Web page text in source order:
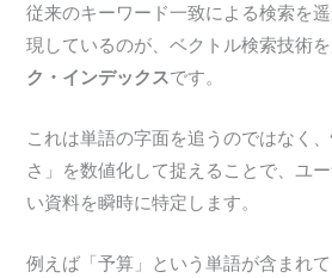
従来のキーワード一致による検索を
現しているのが、ベクトル検索技術
ク・インデックスです。
これは単語の字面を追うのではなく
さ」を数値化して捉えることで、ユ
い資料を瞬時に特定します。
例えば「予算」という単語が含まれ